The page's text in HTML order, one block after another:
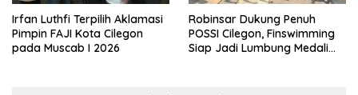
Irfan Luthfi Terpilih Aklamasi
Pimpin FAJI Kota Cilegon
pada Muscab I 2026
Robinsar Dukung Penuh
POSSI Cilegon, Finswimming
Siap Jadi Lumbung Medali